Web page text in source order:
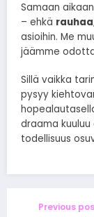
Samaan
– ehkä
asioihin. Me
jäämme
Sillä vaikka
pysyy
draama kuuluu
todellisuus
Previous